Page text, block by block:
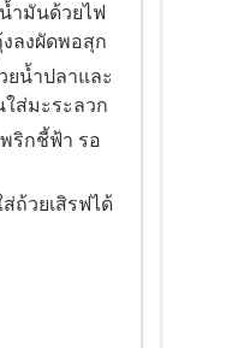
ำมันด้วยไฟ
ลงผัดพอสุก
ยน้ำปลาและ
ส่มะระลวก
ริกชี้ฟ้า รอ
ถ้วยเสิรฟได้